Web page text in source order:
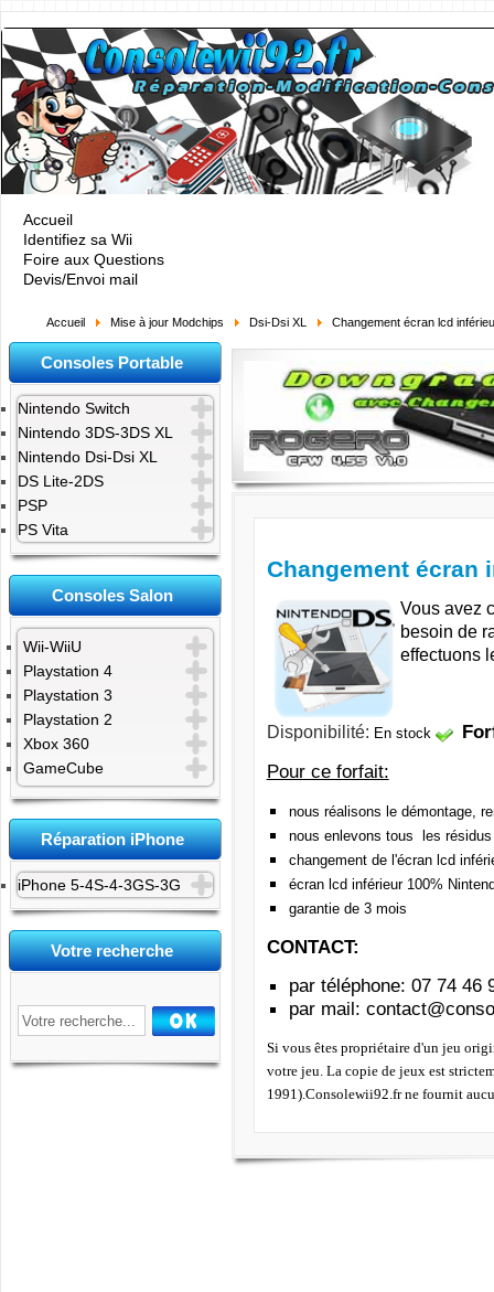
Accueil
Identifiez sa Wii
Foire aux Questions
Devis/Envoi mail
Accueil Mise à jour Modchips Dsi-Dsi XL Changement écran lcd
Consoles Portable
Nintendo Switch
Nintendo 3DS-3DS XL
Nintendo Dsi-Dsi XL
DS Lite-2DS
PSP
PS Vita
Consoles Salon
Wii-WiiU
Playstation 4
Playstation 3
Playstation 2
Xbox 360
GameCube
Réparation iPhone
iPhone 5-4S-4-3GS-3G
Votre recherche
Changement écran
Vous avez
besoin de
effectuons
Disponibilité: En stock
Pour ce forfait:
nous réalisons le démontage,
nous enlevons tous les
changement de l'écran lcd
écran lcd inférieur 100%
garantie de 3 mois
CONTACT:
par téléphone: 07 74 46
par mail:
Si vous êtes propriétaire d'un jeu
votre jeu. La copie de jeux est
1991).Consolewii92.fr ne fournit